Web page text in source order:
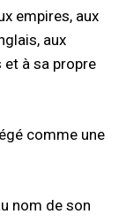
empires, aux
aux
et à sa propre
comme une
nom de son